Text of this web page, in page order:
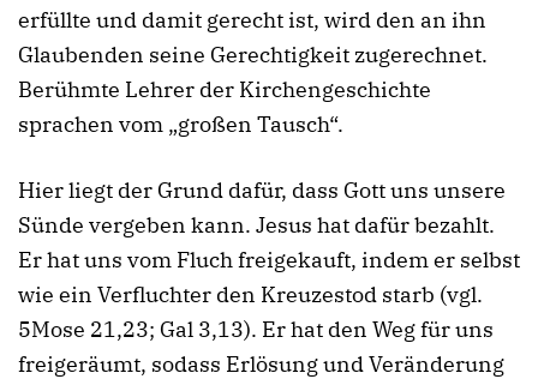
erfüllte und damit gerecht ist, wird den an ihn
Glaubenden seine Gerechtigkeit zugerechnet.
Berühmte Lehrer der Kirchengeschichte
sprachen vom „großen Tausch“.
Hier liegt der Grund dafür, dass Gott uns unsere
Sünde vergeben kann. Jesus hat dafür bezahlt.
Er hat uns vom Fluch freigekauft, indem er selbst
wie ein Verfluchter den Kreuzestod starb (vgl.
5Mose 21,23; Gal 3,13). Er hat den Weg für uns
freigeräumt, sodass Erlösung und Veränderung